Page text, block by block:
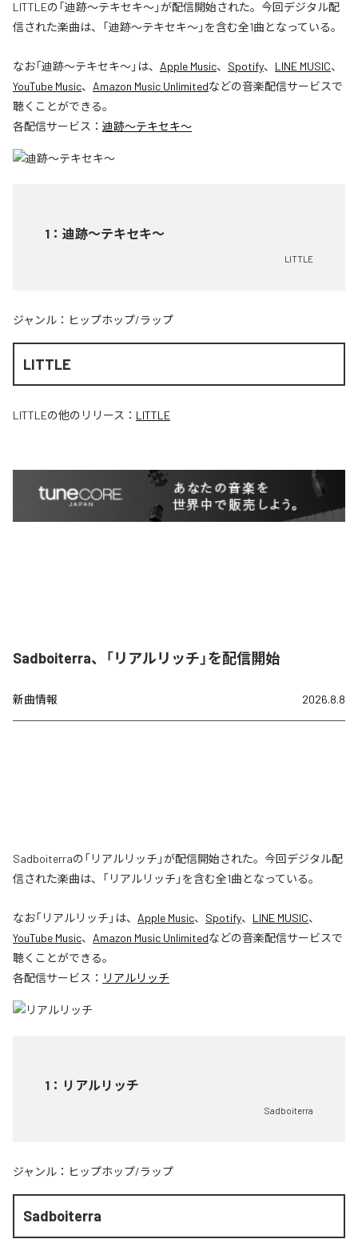
LITTLEの「迪跡〜テキセキ〜」が配信開始された。今回デジタル配
信された楽曲は、「迪跡〜テキセキ〜」を含む全1曲となっている。
なお「迪跡〜テキセキ〜」は、 Apple Music、 Spotify、 LINE MUSIC、
YouTube Music、 Amazon Music Unlimitedなどの音楽配信サービスで
聴くことができる。
各配信サービス： 迪跡〜テキセキ〜
1 ： 迪跡〜テキセキ〜
LITTLE
ジャンル： ヒップホップ/ラップ
LITTLE
LITTLEの他のリリース： LITTLE
Sadboiterra、「リアルリッチ」を配信開始
新曲情報 2026.8.8
Sadboiterraの「リアルリッチ」が配信開始された。今回デジタル配
信された楽曲は、「リアルリッチ」を含む全1曲となっている。
なお「リアルリッチ 」は、 Apple Music、 Spotify、 LINE MUSIC、
YouTube Music、 Amazon Music Unlimitedなどの音楽配信サービスで
聴くことができる。
各配信サービス： リアルリッチ
1 ： リアルリッチ
Sadboiterra
ジャンル： ヒップホップ/ラップ
Sadboiterra